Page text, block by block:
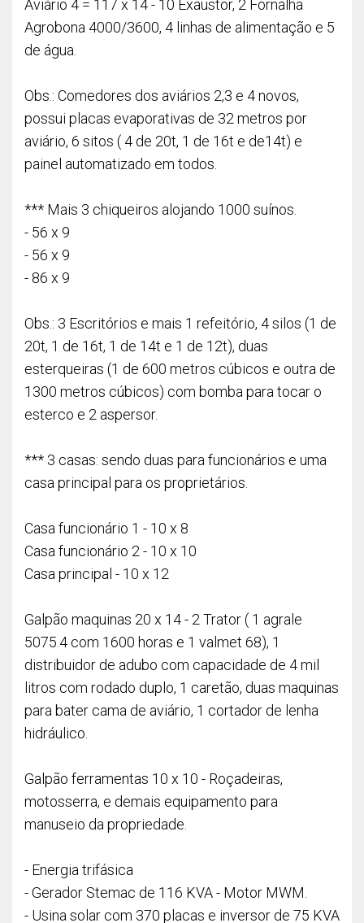
Aviário 4 = 117 x 14 - 10 Exaustor, 2 Fornalha
Agrobona 4000/3600, 4 linhas de alimentação e 5
de água.
Obs.: Comedores dos aviários 2,3 e 4 novos,
possui placas evaporativas de 32 metros por
aviário, 6 sitos ( 4 de 20t, 1 de 16t e de14t) e
painel automatizado em todos.
*** Mais 3 chiqueiros alojando 1000 suínos.
- 56 x 9
- 56 x 9
- 86 x 9
Obs.: 3 Escritórios e mais 1 refeitório, 4 silos (1 de
20t, 1 de 16t, 1 de 14t e 1 de 12t), duas
esterqueiras (1 de 600 metros cúbicos e outra de
1300 metros cúbicos) com bomba para tocar o
esterco e 2 aspersor.
*** 3 casas: sendo duas para funcionários e uma
casa principal para os proprietários.
Casa funcionário 1 - 10 x 8
Casa funcionário 2 - 10 x 10
Casa principal - 10 x 12
Galpão maquinas 20 x 14 - 2 Trator ( 1 agrale
5075.4 com 1600 horas e 1 valmet 68), 1
distribuidor de adubo com capacidade de 4 mil
litros com rodado duplo, 1 caretão, duas maquinas
para bater cama de aviário, 1 cortador de lenha
hidráulico.
Galpão ferramentas 10 x 10 - Roçadeiras,
motosserra, e demais equipamento para
manuseio da propriedade.
- Energia trifásica
- Gerador Stemac de 116 KVA - Motor MWM.
- Usina solar com 370 placas e inversor de 75 KVA